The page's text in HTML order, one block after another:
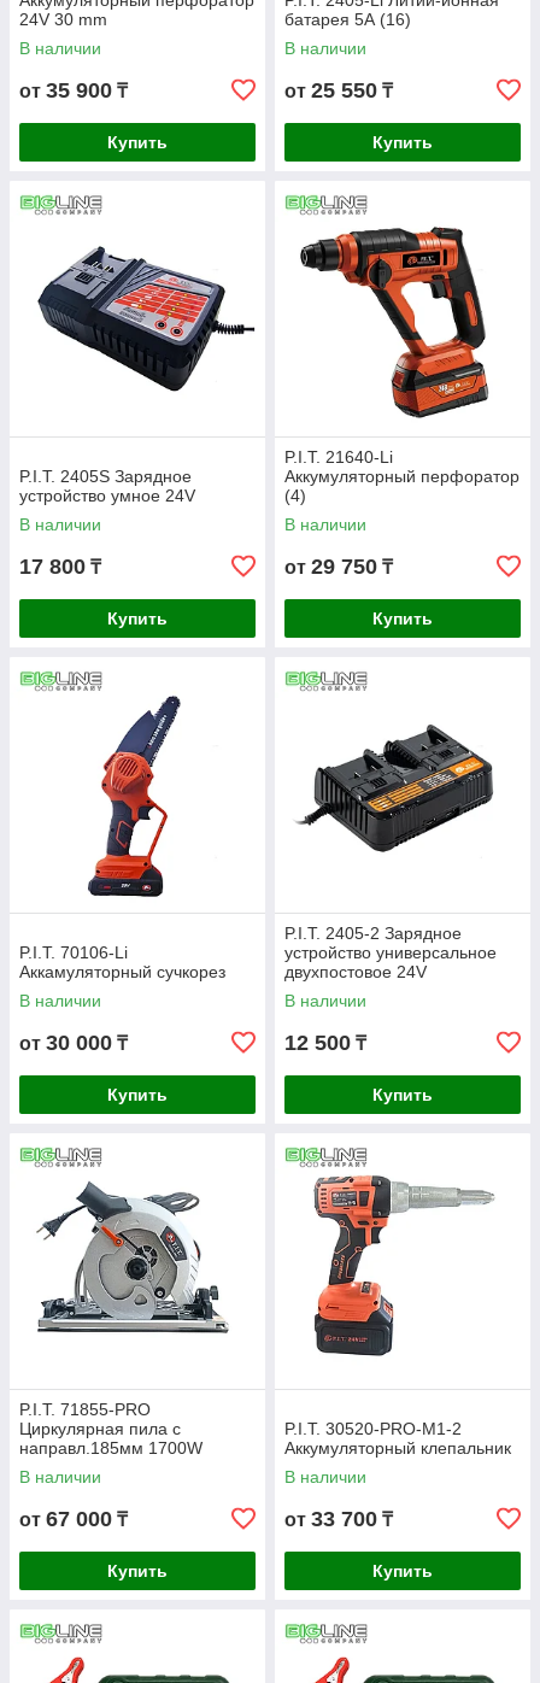
24V 30 mm
В наличии
от 35 900 ₸
Купить
батарея 5А (16)
В наличии
от 25 550 ₸
Купить
P.I.T. 2405S Зарядное
устройство умное 24V
В наличии
17 800 ₸
Купить
P.I.T. 21640-Li
Аккумуляторный перфоратор
(4)
В наличии
от 29 750 ₸
Купить
P.I.T. 70106-Li
Аккамуляторный сучкорез
В наличии
от 30 000 ₸
Купить
P.I.T. 2405-2 Зарядное
устройство универсальное
двухпостовое 24V
В наличии
12 500 ₸
Купить
P.I.T. 71855-PRO
Циркулярная пила с
направл.185мм 1700W
В наличии
от 67 000 ₸
Купить
P.I.T. 30520-PRO-M1-2
Аккумуляторный клепальник
В наличии
от 33 700 ₸
Купить